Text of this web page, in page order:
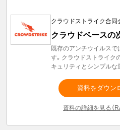
クラウドストライク合同
クラウドベースの
既存のアンチウイルスで
す。クラウドストライク
キュリティとシンプルな
資料をダウン
資料の詳細を見る（